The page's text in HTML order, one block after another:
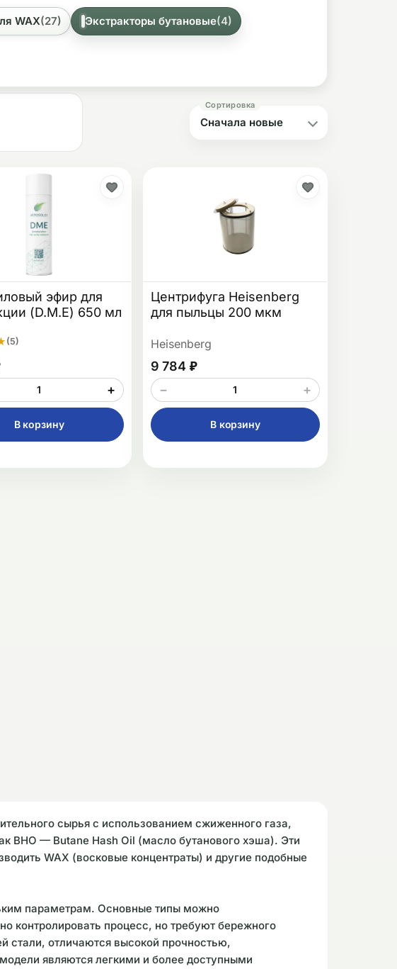
NL (Нидерланды).
WAX(27) Экстракторы бутановые(4)
эфир для
(D.M.E) 650 мл
(5)
+
В корзину
Центрифуга Heisenberg
для пыльцы 200 мкм
Heisenberg
9 784 ₽
−
+
В корзину
сырья с использованием сжиженного газа,
BHO — Butane Hash Oil (масло бутанового хэша). Эти
WAX (восковые концентраты) и другие подобные
параметрам. Основные типы можно
контролировать процесс, но требуют бережного
стали, отличаются высокой прочностью,
являются легкими и более доступными